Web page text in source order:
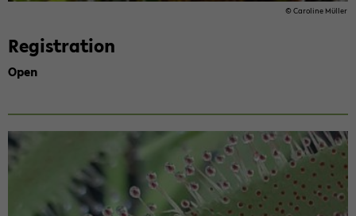
© Car­o­line Müller
Reg­is­tra­tion
Open